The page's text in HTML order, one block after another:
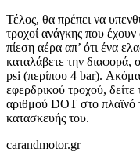
Τέλος, θα πρέπει να
τροχοί ανάγκης που
πίεση αέρα απ’ ότι ένα
καταλάβετε την διαφορά,
psi (περίπου 4 bar). Ακόμα,
εφερδρικού τροχού,
αριθμού DOT στο πλαϊνό
κατασκευής του.
carandmotor.gr